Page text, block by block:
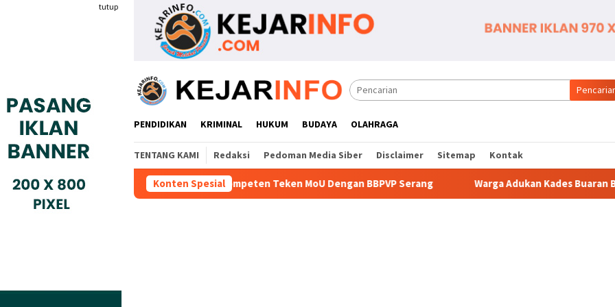
tutup
PENDIDIKAN KRIMINAL HUKUM BUDAYA OLAHRAGA
TENTANG KAMI Redaksi Pedoman Media Siber Disclaimer Sitemap Kontak
Konten Spesial
Gyokai Indonesia Kompeten Teken MoU Dengan BBPVP Serang Warga Adukan Kades Buaran Bambu Atas Dugaan